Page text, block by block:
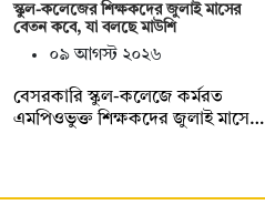
স্কুল-কলেজের শিক্ষকদের জুলাই মাসের
বেতন কবে, যা বলছে মাউশি
০৯ আগস্ট ২০২৬
বেসরকারি স্কুল-কলেজে কর্মরত
এমপিওভুক্ত শিক্ষকদের জুলাই মাসে…